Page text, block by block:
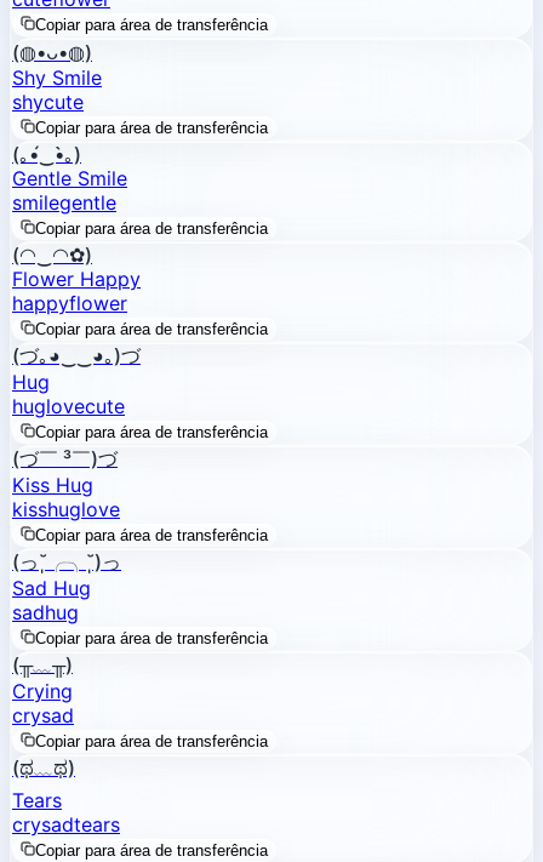
Copiar para área de transferência
(◍•ᴗ•◍)
Shy Smile
shycute
Copiar para área de transferência
(｡•́‿•̀｡)
Gentle Smile
smilegentle
Copiar para área de transferência
(◠‿◠✿)
Flower Happy
happyflower
Copiar para área de transferência
(づ｡◕‿‿◕｡)づ
Hug
huglovecute
Copiar para área de transferência
(づ￣ ³￣)づ
Kiss Hug
kisshuglove
Copiar para área de transferência
(っ˘̩╭╮˘̩)っ
Sad Hug
sadhug
Copiar para área de transferência
(╥﹏╥)
Crying
crysad
Copiar para área de transferência
(ಥ﹏ಥ)
Tears
crysadtears
Copiar para área de transferência